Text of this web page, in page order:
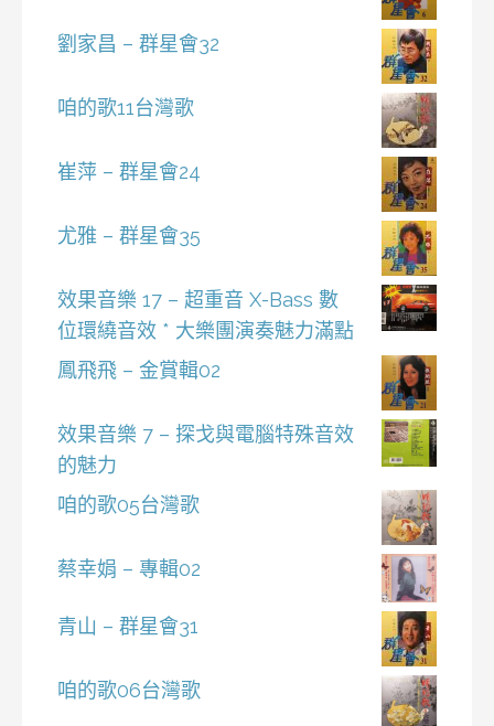
劉家昌 – 群星會32
咱的歌11台灣歌
崔萍 – 群星會24
尤雅 – 群星會35
效果音樂 17 – 超重音 X-Bass 數
位環繞音效 * 大樂團演奏魅力滿點
鳳飛飛 – 金賞輯02
效果音樂 7 – 探戈與電腦特殊音效
的魅力
咱的歌05台灣歌
蔡幸娟 – 專輯02
青山 – 群星會31
咱的歌06台灣歌